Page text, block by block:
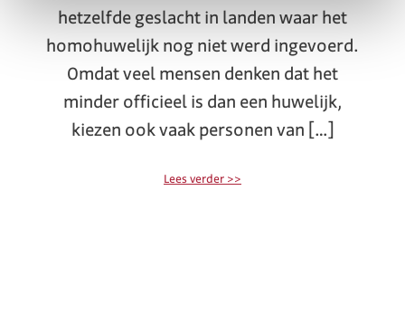
hetzelfde geslacht in landen waar het
homohuwelijk nog niet werd ingevoerd.
Omdat veel mensen denken dat het
minder officieel is dan een huwelijk,
kiezen ook vaak personen van […]
Lees verder >>